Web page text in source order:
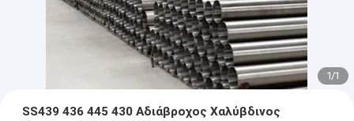
1/1
SS439 436 445 430 Αδιάβροχος Χαλύβδινος